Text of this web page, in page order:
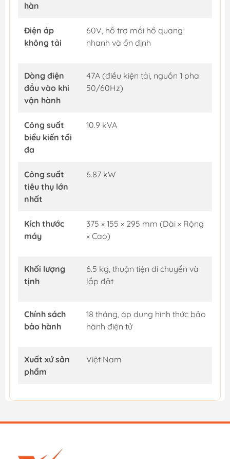
hàn
Điện áp
không tải
60V, hỗ trợ mồi hồ quang
nhanh và ổn định
Dòng điện
đầu vào khi
vận hành
47A (điều kiện tải, nguồn 1 pha
50/60Hz)
Công suất
biểu kiến tối
đa
10.9 kVA
Công suất
tiêu thụ lớn
nhất
6.87 kW
Kích thước
máy
375 × 155 × 295 mm (Dài × Rộng
× Cao)
Khối lượng
tịnh
6.5 kg, thuận tiện di chuyển và
lắp đặt
Chính sách
bảo hành
18 tháng, áp dụng hình thức bảo
hành điện tử
Xuất xứ sản
phẩm
Việt Nam